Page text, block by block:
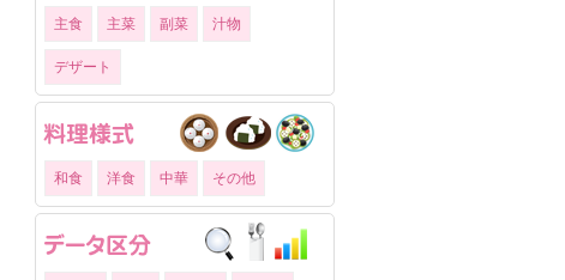
主食 主菜 副菜 汁物
デザート
和食 洋食 中華 その他